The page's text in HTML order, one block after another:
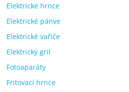
Elektrické hrnce
Elektrické pánve
Elektrické vařiče
Elektrický gril
Fotoaparáty
Fritovací hrnce